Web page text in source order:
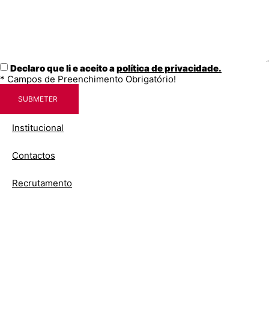
Declaro que li e aceito apolítica de privacidade.
* Campos de Preenchimento Obrigatório!
SUBMETER
Institucional
Contactos
Recrutamento